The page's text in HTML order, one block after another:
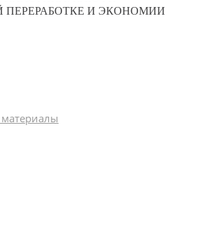
И ЭКОНОМИИ